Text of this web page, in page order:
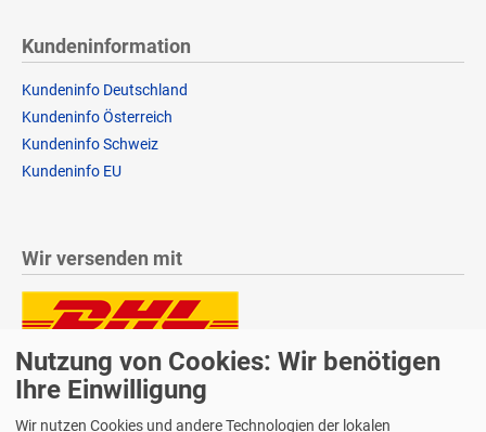
Kundeninformation
Kundeninfo Deutschland
Kundeninfo Österreich
Kundeninfo Schweiz
Kundeninfo EU
Wir versenden mit
Lieferung auch an Packstationen und Postfilialen
Samstagszustellung
Nutzung von Cookies: Wir benötigen
Ihre Einwilligung
Wir nutzen Cookies und andere Technologien der lokalen